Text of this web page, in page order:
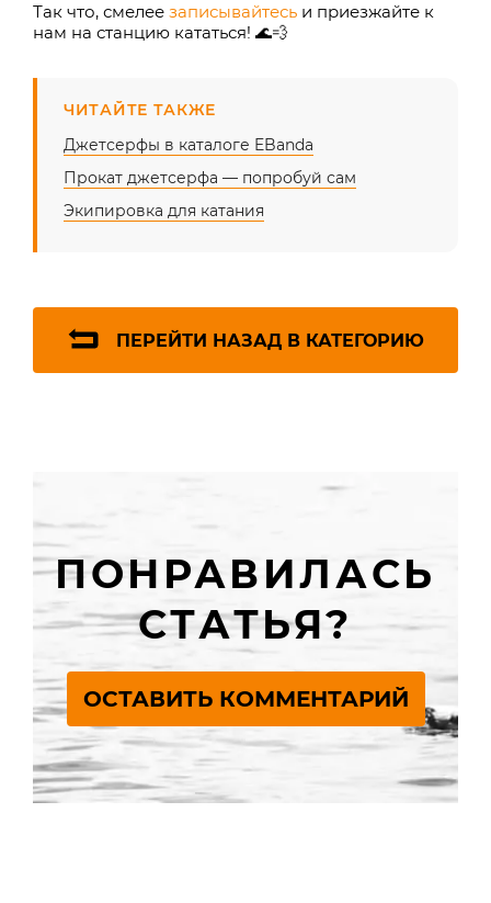
Так что, смелее записывайтесь и приезжайте к
нам на станцию кататься! 🌊💨
ЧИТАЙТЕ ТАКЖЕ
Джетсерфы в каталоге EBanda
Прокат джетсерфа — попробуй сам
Экипировка для катания
ПЕРЕЙТИ НАЗАД В КАТЕГОРИЮ
ПОНРАВИЛАСЬ
СТАТЬЯ?
ОСТАВИТЬ КОММЕНТАРИЙ